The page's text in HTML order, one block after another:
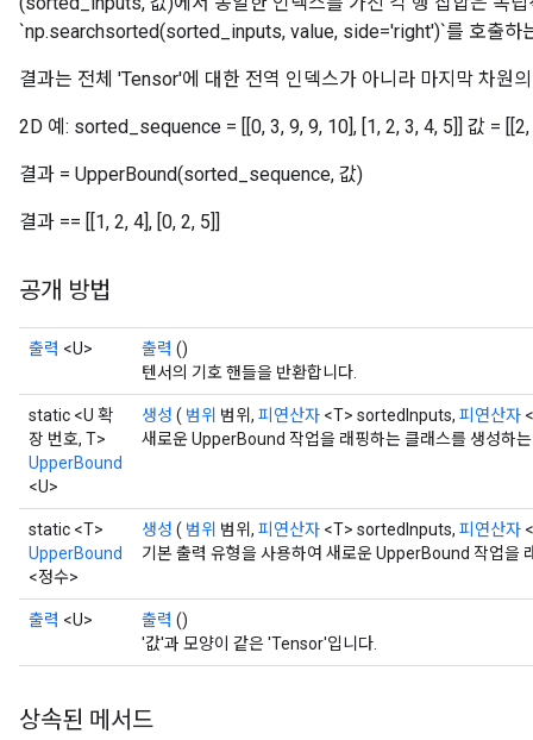
`np.searchsorted(sorted_inputs, value, side='right')`를 호출하
결과는 전체 'Tensor'에 대한 전역 인덱스가 아니라 마지막 차원
2D 예: sorted_sequence = [[0, 3, 9, 9, 10], [1, 2, 3, 4, 5]] 값 = [[2,
결과 = UpperBound(sorted_sequence, 값)
결과 == [[1, 2, 4], [0, 2, 5]]
공개 방법
출력 <U> 출력 ()
텐서의 기호 핸들을 반환합니다.
static <U 확
장 번호, T>
UpperBound
<U>
생성 ( 범위 범위, 피연산자 <T> sortedInputs, 피연산자
새로운 UpperBound 작업을 래핑하는 클래스를 생성하
static <T>
UpperBound
<정수>
생성 ( 범위 범위, 피연산자 <T> sortedInputs, 피연산자
기본 출력 유형을 사용하여 새로운 UpperBound 작업을
출력 <U> 출력 ()
'값'과 모양이 같은 'Tensor'입니다.
상속된 메서드